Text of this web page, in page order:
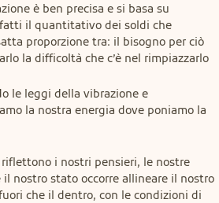
è ben precisa e si basa su
il quantitativo dei soldi che
proporzione tra: il bisogno per ciò
la difficoltà che c’è nel rimpiazzarlo
le leggi della vibrazione e
la nostra energia dove poniamo la
i nostri pensieri, le nostre
nostro stato occorre allineare il nostro
che il dentro, con le condizioni di